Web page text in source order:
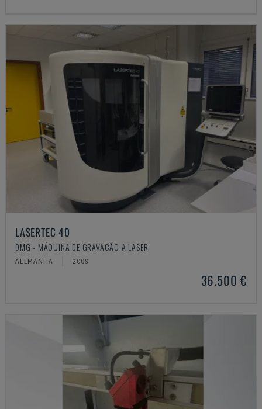
LASERTEC 40
DMG - MÁQUINA DE GRAVAÇÃO A LASER
ALEMANHA 2009
36.500 €